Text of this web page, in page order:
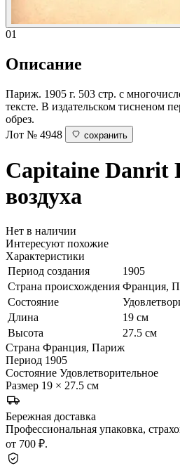
01
Описание
Париж. 1905 г. 503 стр. с
тексте. В издательском тисненом
обрез.
Лот № 4948
сохранить
Capitaine Danrit
воздуха
Нет в наличии
Интересуют похожие
Характеристики
Период создания
1905
Страна происхождения Франция,
Состояние
Длина
19 см
Высота
27.5 см
Страна Франция, Париж
Период 1905
Состояние Удовлетворительное
Размер 19 × 27.5 см
Бережная доставка
Профессиональная упаковка,
от 700 ₽.